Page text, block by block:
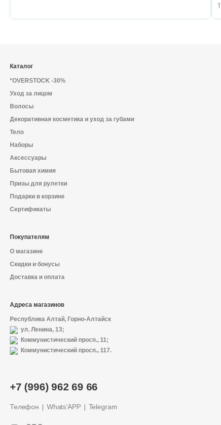
1
+7 (996) 962 69 66
Телефон Whats’APP Telegram
Каталог
*OVERSTOCK -30%
Уход за лицом
Волосы
Декоративная косметика и уход за губами
Тело
Наборы
Аксессуары
Бытовая химия
Призы для рулетки
Подарки в корзине
Сертификаты
Покупателям
О магазине
Скидки и бонусы
Доставка и оплата
Адреса магазинов
Республика Алтай, Горно-Алтайск
ул. Ленина, 13;
Коммунистический просп., 11;
Коммунистический просп., 117.